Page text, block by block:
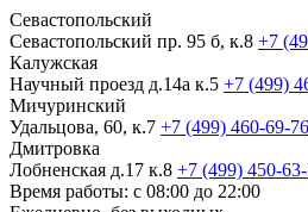
Севастопольский
Севастопольский пр. 95 б, к.8 +7
Калужская
Научный проезд д.14а к.5 +7 (499)
Мичуринский
Удальцова, 60, к.7 +7 (499) 460-69-76
Дмитровка
Лобненская д.17 к.8 +7 (499) 450-
Время работы: с 08:00 до 22:00